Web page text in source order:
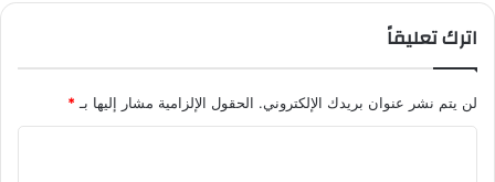
اترك تعليقاً
لن يتم نشر عنوان بريدك الإلكتروني. الحقول الإلزامية مشار إليها بـ*